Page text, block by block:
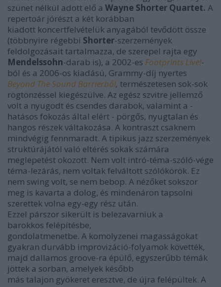
szünet nélkül adott elő a Wayne Shorter Quartet. A
repertoár jórészt a két korábban
kiadott koncertfelvételük anyagából tevődött össze
(többnyire régebbi Shorter-szerzemények
feldolgozásait tartalmazza, de szerepel rajta egy
Mendelssohn-darab is), a 2002-es Footprints Live!-
ból és a 2006-os kiadású, Grammy-díj nyertes
Beyond The Sound Barrierből, természetesen sok-sok
rögtönzéssel kiegészülve. Az egész szvitre jellemző
volt a nyugodt és csendes darabok, valamint a -
hatásos fokozás által elért - pörgős, nyugtalan és
hangos részek váltakozása. A kontraszt csaknem
mindvégig fennmaradt. A tipikus jazz szerzemények
struktúrájától való eltérés sokak számára
meglepetést okozott. Nem volt intró-téma-szóló-vége
téma-lezárás, nem voltak felváltott szólókörök. Ez
nem swing volt, se nem bebop. A nézőket sokszor
meg is kavarta a dolog, és mindenáron tapsolni
szerettek volna egy-egy rész után.
Ezzel párszor sikerült is belezavarniuk a
barokkos felépítésbe,
gondolatmenetbe. A komolyzenei magasságokat
gyakran durvább improvizáció-folyamok követték,
majd dallamos groove-ra épülő, egyszerűbb témák
jöttek a sorban, amelyek később
más talajon gyökeret eresztve, de újra felépültek. A